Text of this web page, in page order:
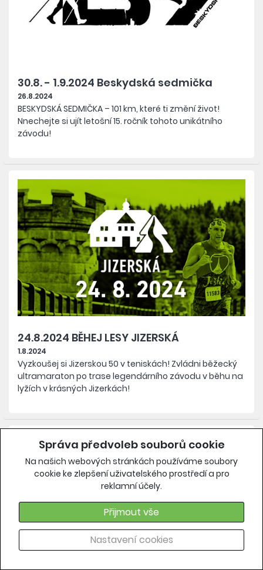
Správa předvoleb souborů cookie
Na našich webových stránkách používáme soubory
cookie ke zlepšení uživatelského prostředí a pro
reklamní účely.
Přijmout vše
Nastavení cookies
30.8. - 1.9.2024 Beskydská sedmička
26.8.2024
BESKYDSKÁ SEDMIČKA – 101 km, které ti změní život!
Nnechejte si ujít letošní 15. ročník tohoto unikátního
závodu!
24.8.2024 BĚHEJ LESY JIZERSKÁ
1.8.2024
Vyzkoušej si Jizerskou 50 v teniskách! Zvládni běžecký
ultramaraton po trase legendárního závodu v běhu na
lyžích v krásných Jizerkách!